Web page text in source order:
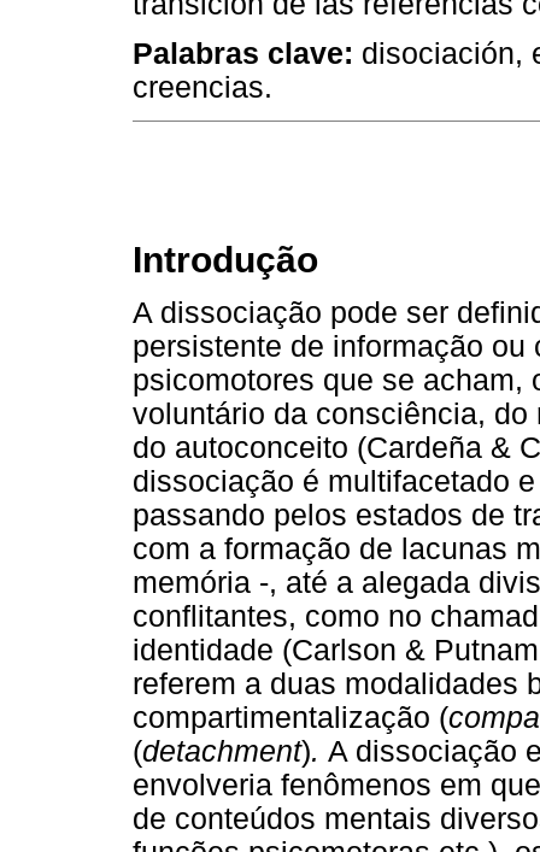
Palabras clave: disociación,
creencias.
Introdução
A dissociação pode ser
persistente de informação
psicomotores que se acham,
voluntário da consciência,
do autoconceito (Cardeña &
dissociação é multifacetado
passando pelos estados de
com a formação de lacunas
memória -, até a alegada
conflitantes, como no
identidade (Carlson &
referem a duas modalidades
compartimentalização (
(detachment). A dissociação
envolveria fenômenos em
de conteúdos mentais